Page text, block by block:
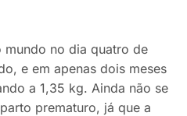
no dia quatro de
e em apenas dois meses
a 1,35 kg. Ainda não se
prematuro, já que a